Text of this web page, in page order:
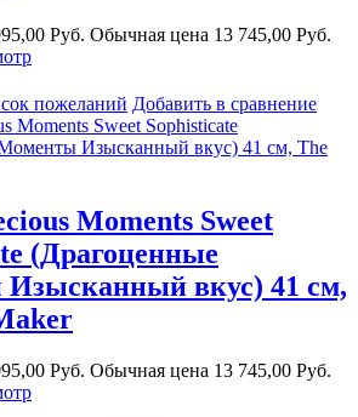
Руб. Обычная цена 13 745,00 Руб.
пожеланий Добавить в сравнение
Moments Sweet
(Драгоценные
вкус) 41 см,
Руб. Обычная цена 13 745,00 Руб.